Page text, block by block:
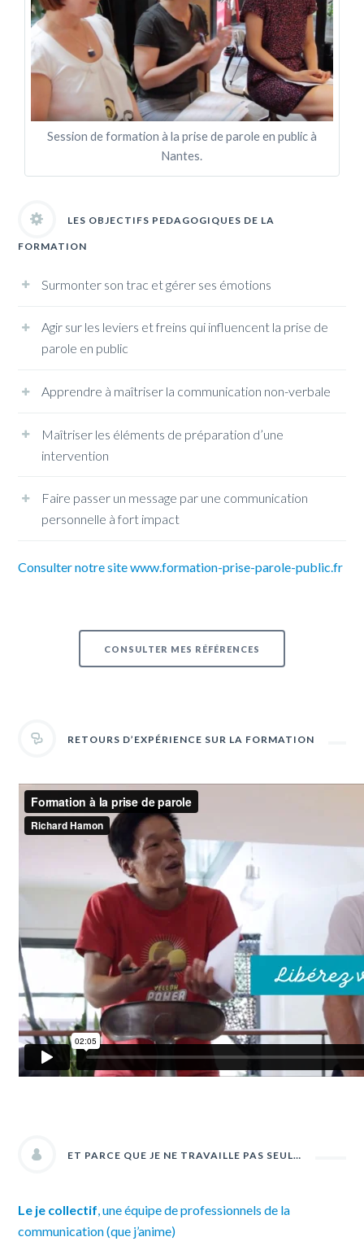
Session de formation à la prise de parole en public à
Nantes.
LES OBJECTIFS PEDAGOGIQUES DE LA
FORMATION
Surmonter son trac et gérer ses émotions
Agir sur les leviers et freins qui influencent la prise de
parole en public
Apprendre à maîtriser la communication non-verbale
Maîtriser les éléments de préparation d’une
intervention
Faire passer un message par une communication
personnelle à fort impact
Consulter notre site www.formation-prise-parole-public.fr
CONSULTER MES RÉFÉRENCES
RETOURS D’EXPÉRIENCE SUR LA FORMATION
ET PARCE QUE JE NE TRAVAILLE PAS SEUL…
Le je collectif , une équipe de professionnels de la
communication (que j’anime)